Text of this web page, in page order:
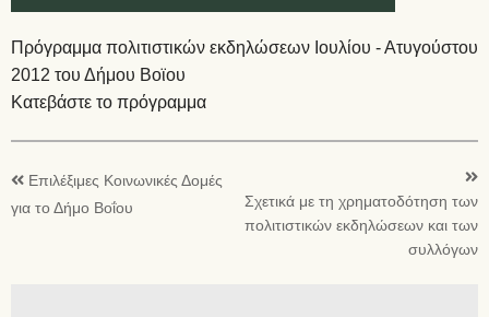
Πρόγραμμα πολιτιστικών εκδηλώσεων Ιουλίου - Ατυγούστου
2012 του Δήμου Βοϊου
Κατεβάστε το πρόγραμμα
Επιλέξιμες Κοινωνικές Δομές
για το Δήμο Βοΐου
Σχετικά με τη χρηματοδότηση των
πολιτιστικών εκδηλώσεων και των
συλλόγων